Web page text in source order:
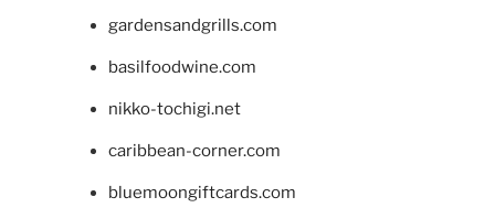
gardensandgrills.com
basilfoodwine.com
nikko-tochigi.net
caribbean-corner.com
bluemoongiftcards.com